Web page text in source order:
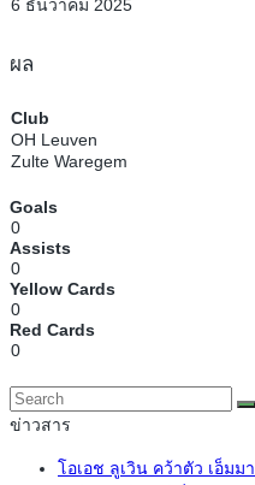
6 ธันวาคม 2025
ผล
Club
OH Leuven
Zulte Waregem
Goals
0
Assists
0
Yellow Cards
0
Red Cards
0
ข่าวสาร
โอเอช ลูเวิน คว้าตัว เอ็มม